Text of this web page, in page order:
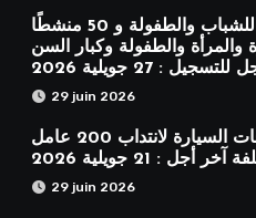
مناظرة انتداب 120 أستاذًا للشباب والطفولة و 50 منشطًا
والمرأة والطفولة وكبار السن
: 27 جويلية 2026
29 juin 2026
مناظرة شركة تونس الطرقات السيارة لانتداب 200 عامل
: 21 جويلية 2026
29 juin 2026